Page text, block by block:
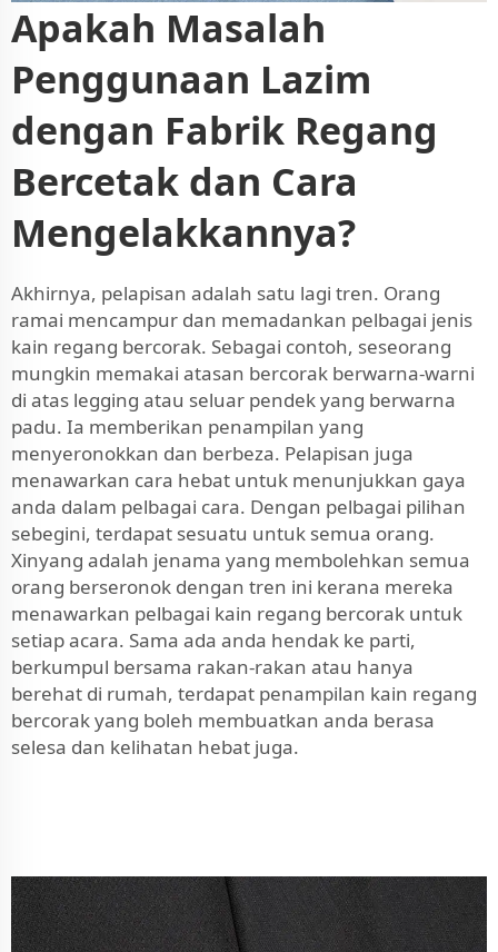
Apakah Masalah
Penggunaan Lazim
dengan Fabrik Regang
Bercetak dan Cara
Mengelakkannya?
Akhirnya, pelapisan adalah satu lagi tren. Orang
ramai mencampur dan memadankan pelbagai jenis
kain regang bercorak. Sebagai contoh, seseorang
mungkin memakai atasan bercorak berwarna-warni
di atas legging atau seluar pendek yang berwarna
padu. Ia memberikan penampilan yang
menyeronokkan dan berbeza. Pelapisan juga
menawarkan cara hebat untuk menunjukkan gaya
anda dalam pelbagai cara. Dengan pelbagai pilihan
sebegini, terdapat sesuatu untuk semua orang.
Xinyang adalah jenama yang membolehkan semua
orang berseronok dengan tren ini kerana mereka
menawarkan pelbagai kain regang bercorak untuk
setiap acara. Sama ada anda hendak ke parti,
berkumpul bersama rakan-rakan atau hanya
berehat di rumah, terdapat penampilan kain regang
bercorak yang boleh membuatkan anda berasa
selesa dan kelihatan hebat juga.